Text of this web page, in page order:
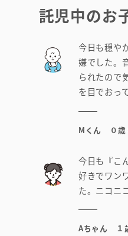
託児中のお
今日も穏や
嫌でした。
られたので
を目でおっ
Mくん ０歳
今日も『こ
好きでワン
た。ニコニ
Aちゃん １